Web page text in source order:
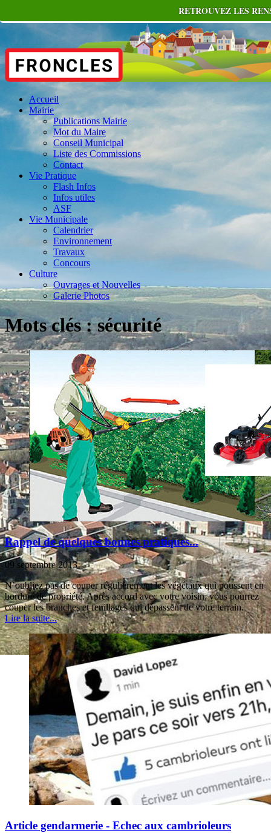
Accueil
Mairie
Publications Mairie
Mot du Maire
Conseil Municipal
Liste des Commissions
Contact
Vie Pratique
Flash Infos
Infos utiles
ASF
Vie Municipale
Calendrier
Environnement
Travaux
Concours
Culture
Ouvrages et Nouvelles
Galerie Photos
Mots clés : sécurité
Rappel de quelques bonnes pratiques...
09 septembre 2013
N’oubliez pas de couper régulièrement les végétaux qui poussent en
bordure de propriété. Après accord avec votre voisin, vous pourrez
couper les branches et feuillages qui dépassent de votre terrain.
Lire la suite...
Article gendarmerie - Echec aux cambrioleurs
RETROUVEZ LES